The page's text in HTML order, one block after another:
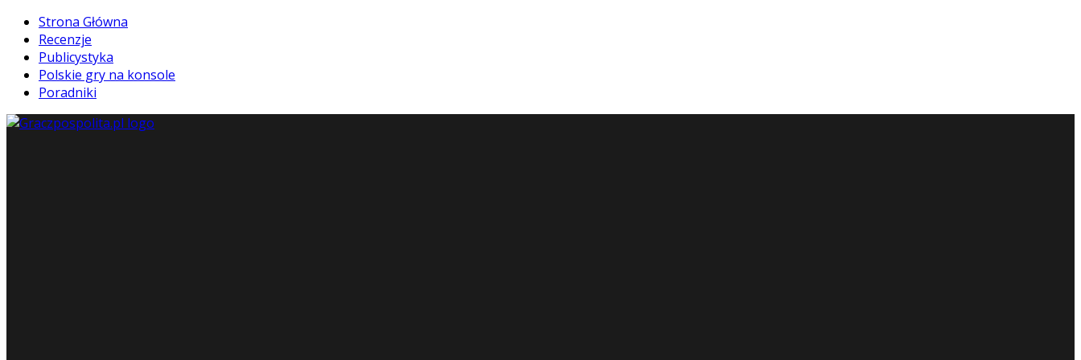
Strona Główna
Recenzje
Publicystyka
Polskie gry na konsole
Poradniki